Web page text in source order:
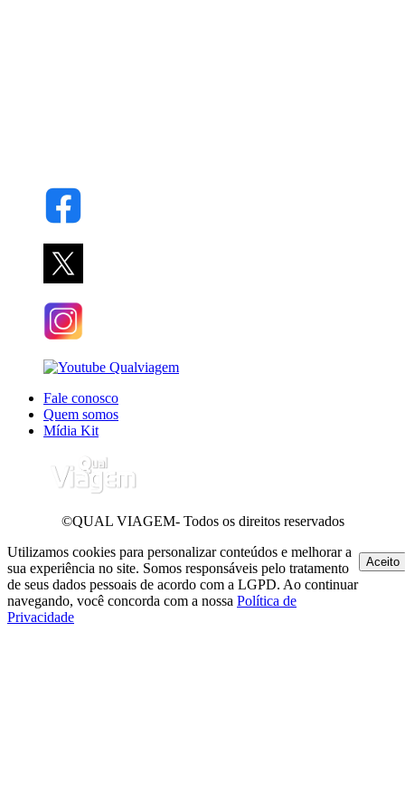
Fale conosco
Quem somos
Mídia Kit
©QUAL VIAGEM- Todos os direitos reservados
Utilizamos cookies para personalizar conteúdos e melhorar a
sua experiência no site. Somos responsáveis pelo tratamento
de seus dados pessoais de acordo com a LGPD. Ao continuar
navegando, você concorda com a nossa Política de
Privacidade
Aceito